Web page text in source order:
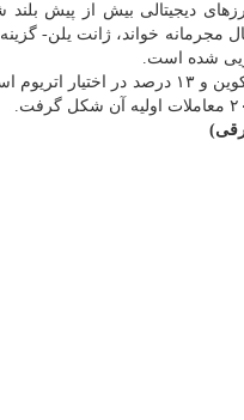
دیجیتالی بیش از پیش
مجرمانه خواند، ژانت یلن-
شده است.